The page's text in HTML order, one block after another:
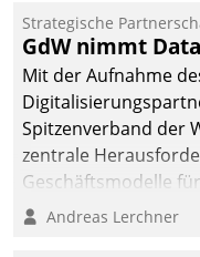
kommunale
gemeinsam mit der
Teilprozess der
Strategische
GdW nimmt
Mit der Aufnahme
Spitzenverband der
zentrale
Geschäftsmodelle
entwickeln.
Andreas Lerchner